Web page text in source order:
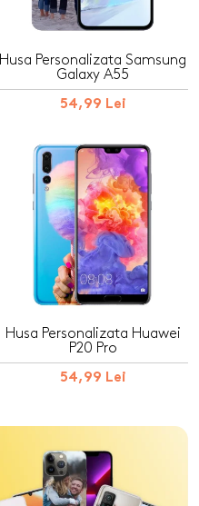
Husa Personalizata Samsung
Galaxy A55
54,99 Lei
Husa Personalizata Huawei
P20 Pro
54,99 Lei